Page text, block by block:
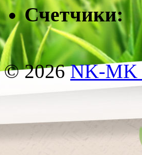
Счетчики:
© 2026NK-MK